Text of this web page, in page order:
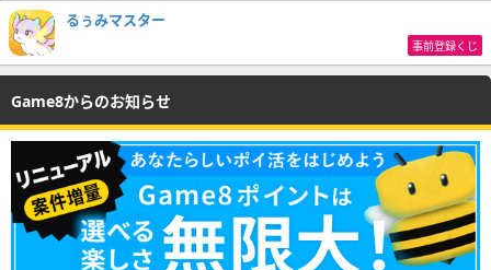
るぅみマスター
事前登録くじ
Game8からのお知らせ